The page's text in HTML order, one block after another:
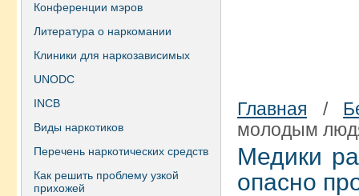
Конференции мэров
Литература о наркомании
Клиники для наркозависимых
UNODC
INCB
Виды наркотиков
Перечень наркотических средств
Как решить проблему узкой
прихожей
Главная /
молодым
Медики
опасно